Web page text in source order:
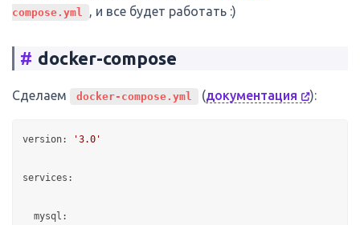
compose.yml
, и все будет работать :)
# docker-compose
Сделаем docker-compose.yml (документация ):
version: '3.0'
services:
mysql: